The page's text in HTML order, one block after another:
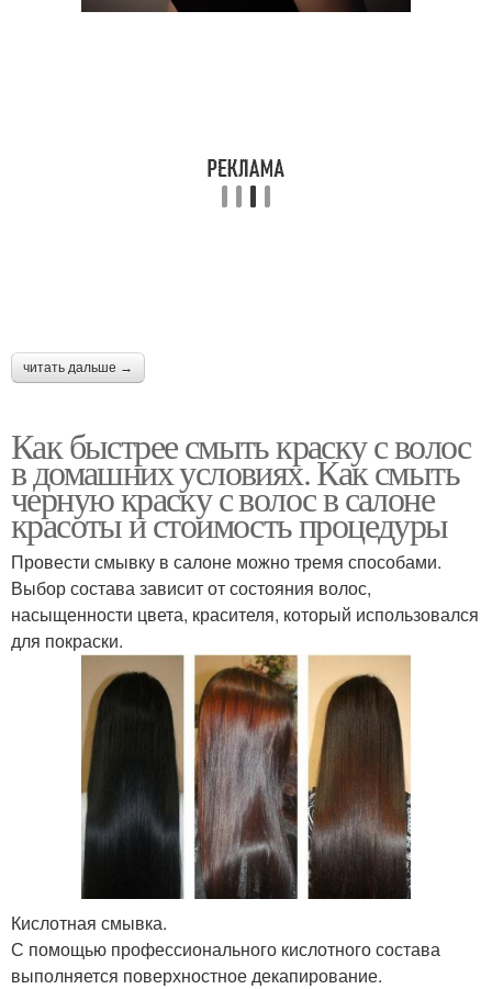
читать дальше →
Как быстрее смыть краску с волос
в домашних условиях. Как смыть
черную краску с волос в салоне
красоты и стоимость процедуры
Провести смывку в салоне можно тремя способами.
Выбор состава зависит от состояния волос,
насыщенности цвета, красителя, который использовался
для покраски.
Кислотная смывка.
С помощью профессионального кислотного состава
выполняется поверхностное декапирование.